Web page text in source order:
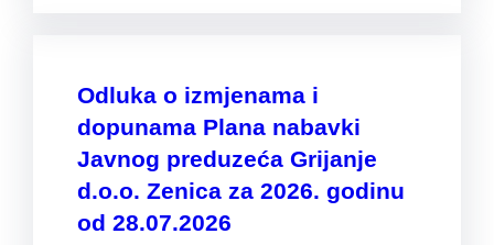
Odluka o izmjenama i
dopunama Plana nabavki
Javnog preduzeća Grijanje
d.o.o. Zenica za 2026. godinu
od 28.07.2026